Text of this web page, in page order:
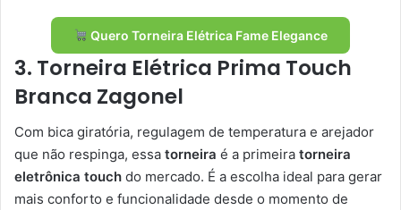
Quero Torneira Elétrica Fame Elegance
3. Torneira Elétrica Prima Touch
Branca Zagonel
Com bica giratória, regulagem de temperatura e arejador
que não respinga, essa torneira é a primeira torneira
eletrônica touch do mercado. É a escolha ideal para gerar
mais conforto e funcionalidade desde o momento de